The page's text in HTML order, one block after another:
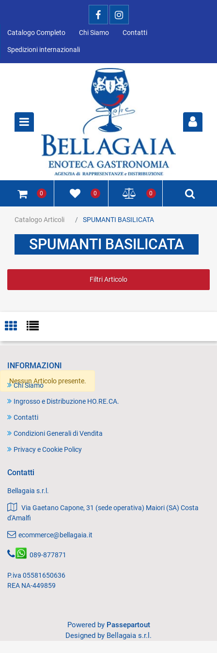
Catalogo Completo Chi Siamo Contatti
Spedizioni internazionali
0 0 0
Catalogo Articoli SPUMANTI BASILICATA
SPUMANTI BASILICATA
Filtri Articolo
Nessun Articolo presente.
INFORMAZIONI
Chi Siamo
Ingrosso e Distribuzione HO.RE.CA.
Contatti
Condizioni Generali di Vendita
Privacy e Cookie Policy
Contatti
Bellagaia s.r.l.
Via Gaetano Capone, 31 (sede operativa) Maiori (SA) Costa
d'Amalfi
ecommerce@bellagaia.it
089-877871
P.iva 05581650636
REA NA-449859
Powered by Passepartout
Designed by Bellagaia s.r.l.